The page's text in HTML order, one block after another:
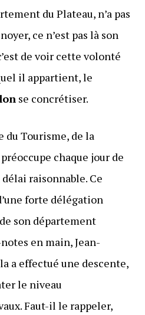
du Plateau, n’a pas
ce n’est pas là son
de voir cette volonté
il appartient, le
se concrétiser.
Tourisme, de la
chaque jour de
raisonnable. Ce
forte délégation
son département
en main, Jean-
a effectué une descente,
le niveau
Faut-il le rappeler,